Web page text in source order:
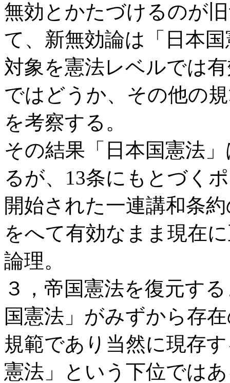
無効とかたづけるのが
て、新無効論は「日本
対象を憲法レベルでは
ではどうか、その他の
を考察する。
その結果「日本国憲法
るが、13条にもとづく
開始された一連講和条
をへて有効なまま現在
論理。
３，帝国憲法を復元す
国憲法」がみずから存
規範であり当然に現存
憲法」という下位では